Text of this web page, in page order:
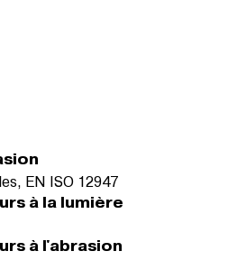
EN ISO 12947
à la lumière
à l'abrasion